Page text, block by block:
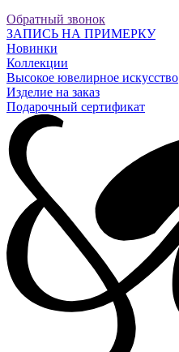
Обратный звонок
ЗАПИСЬ НА ПРИМЕРКУ
Новинки
Коллекции
Высокое ювелирное искусство
Изделие на заказ
Подарочный сертификат